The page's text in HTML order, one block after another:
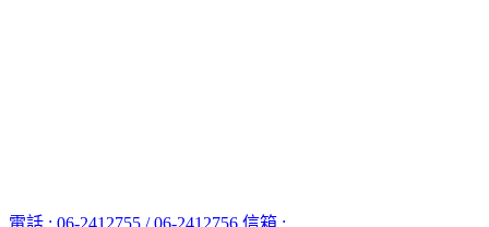
電話 : 06-2412755 / 06-2412756 信箱 :